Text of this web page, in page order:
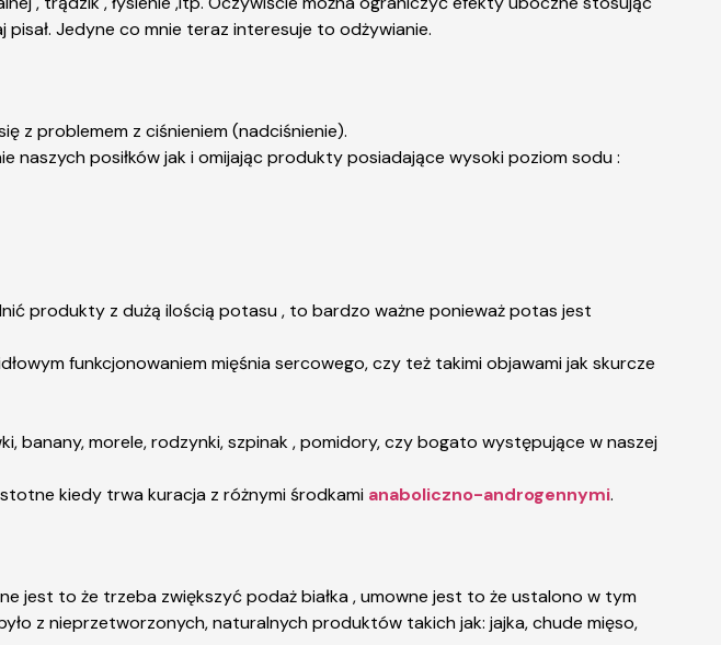
Jedyne co mnie teraz interesuje to odżywianie.
z problemem z ciśnieniem (nadciśnienie).
posiłków jak i omijając produkty posiadające wysoki poziom sodu :
produkty z dużą ilością potasu , to bardzo ważne ponieważ potas jest
funkcjonowaniem mięśnia sercowego, czy też takimi objawami jak skurcze
banany, morele, rodzynki, szpinak , pomidory, czy bogato występujące w naszej
kiedy trwa kuracja z różnymi środkami anaboliczno-androgennymi.
jest to że trzeba zwiększyć podaż białka , umowne jest to że ustalono w tym
z nieprzetworzonych, naturalnych produktów takich jak: jajka, chude mięso,